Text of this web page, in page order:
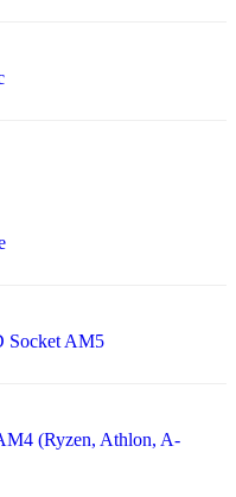
Socket AM5
(Ryzen, Athlon, A-